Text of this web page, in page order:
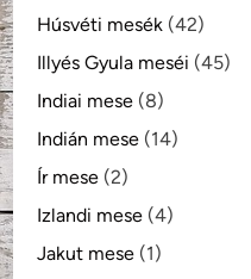
Húsvéti mesék (42)
Illyés Gyula meséi (45)
Indiai mese (8)
Indián mese (14)
Ír mese (2)
Izlandi mese (4)
Jakut mese (1)